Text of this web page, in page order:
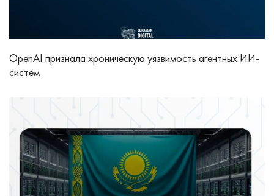
OpenAI признала хроническую уязвимость агентных ИИ-
систем